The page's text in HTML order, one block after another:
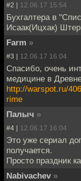
#2 | 12.06.17 15:54
Бухгалтера в
Исаак(Ицхак)
Farm »
#3 | 12.06.17 16:04
Спасибо, очень
медицине в
http://warspot.ru/
rime
Палыч »
#4 | 12.06.17 16:04
Это уже сериал
получается.
Просто праздник
Nabivachev »